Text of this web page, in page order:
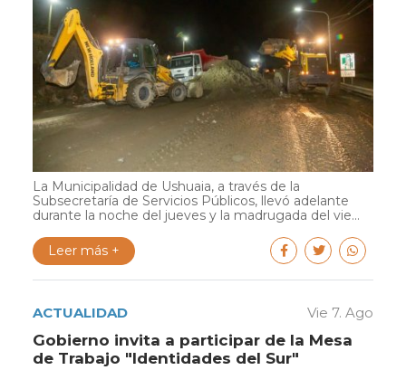
La Municipalidad de Ushuaia, a través de la
Subsecretaría de Servicios Públicos, llevó adelante
durante la noche del jueves y la madrugada del vie...
Leer más +
ACTUALIDAD Vie 7. Ago
Gobierno invita a participar de la Mesa
de Trabajo "Identidades del Sur"